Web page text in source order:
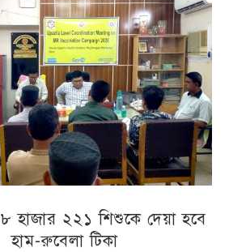
হাজার ২২১ শিশুকে দেয়া হবে
হাম-রুবেলা টিকা